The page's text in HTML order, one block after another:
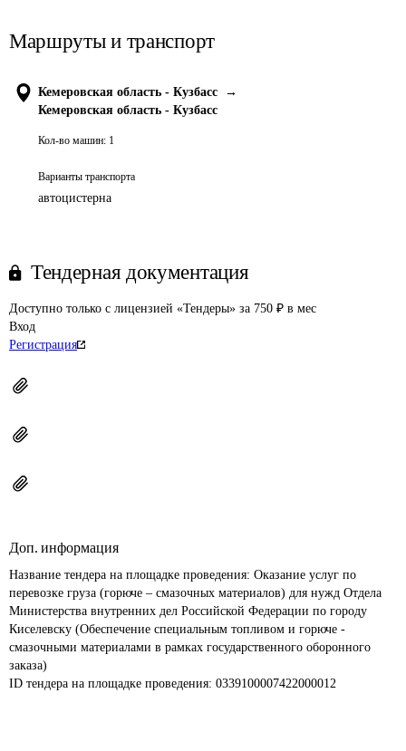
Маршруты и транспорт
Кемеровская область - Кузбасс
→
Кемеровская область - Кузбасс
Кол-во машин: 1
Варианты транспорта
автоцистерна
Тендерная документация
Доступно только с лицензией «Тендеры» за 750 ₽ в мес
Вход
Регистрация
Доп. информация
Название тендера на площадке проведения: Оказание услуг по
перевозке груза (горюче – смазочных материалов) для нужд Отдела
Министерства внутренних дел Российской Федерации по городу
Киселевску (Обеспечение специальным топливом и горюче -
смазочными материалами в рамках государственного оборонного
заказа)
ID тендера на площадке проведения: 0339100007422000012